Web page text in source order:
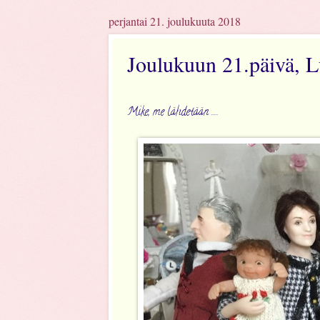
perjantai 21. joulukuuta 2018
Joulukuun 21.päivä,
Mike, me lähdetään .....